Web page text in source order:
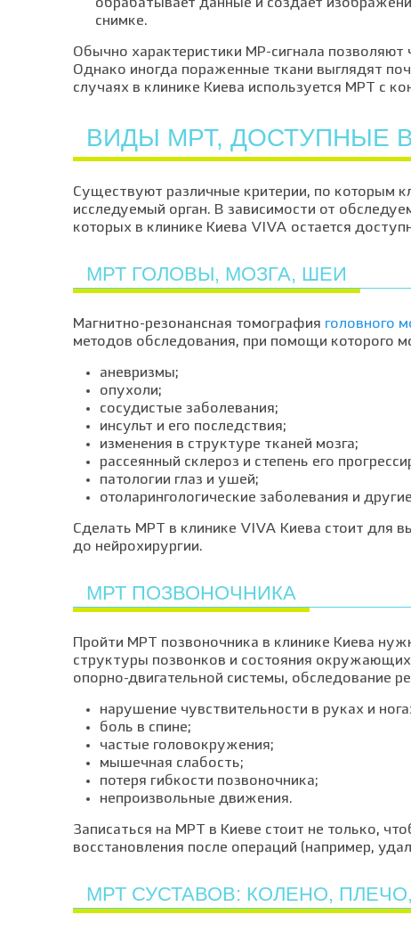
обрабатывает данные и создает
снимке.
Обычно характеристики МР-сигнала позволяют
Однако иногда пораженные ткани выглядят
случаях в клинике Киева используется МРТ с
ВИДЫ МРТ, ДОСТУПНЫЕ В
Существуют различные критерии, по которым
исследуемый орган. В зависимости от
которых в клинике Киева VIVA остается
МРТ ГОЛОВЫ, МОЗГА, ШЕИ
Магнитно-резонансная томография головного
методов обследования, при помощи которого
аневризмы;
опухоли;
сосудистые заболевания;
инсульт и его последствия;
изменения в структуре тканей мозга;
рассеянный склероз и степень его
патологии глаз и ушей;
отоларингологические заболевания и
Сделать МРТ в клинике VIVA Киева стоит для
до нейрохирургии.
МРТ ПОЗВОНОЧНИКА
Пройти МРТ позвоночника в клинике Киева
структуры позвонков и состояния
опорно-двигательной системы, обследование
нарушение чувствительности в руках и
боль в спине;
частые головокружения;
мышечная слабость;
потеря гибкости позвоночника;
непроизвольные движения.
Записаться на МРТ в Киеве стоит не только,
восстановления после операций (например,
МРТ СУСТАВОВ: КОЛЕНО,